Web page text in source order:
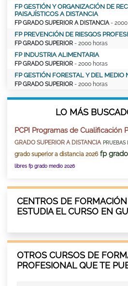
FP GESTIÓN Y ORGANIZACIÓN DE
PAISAJÍSTICOS A DISTANCIA
FP GRADO SUPERIOR A DISTANCIA-
FP PREVENCIÓN DE RIESGOS
FP GRADO SUPERIOR - 2000 horas
FP INDUSTRIA ALIMENTARIA
FP GRADO SUPERIOR - 2000 horas
FP GESTIÓN FORESTAL Y DEL MEDIO
FP GRADO SUPERIOR - 2000 horas
LO MÁS
PCPI Programas de Cualificación
GRADO SUPERIOR A DISTANCIA PRUEBAS
grado superior a distancia 2026 fp
libres fp grado medio 2026
CENTROS DE
ESTUDIA EL CURSO EN
OTROS CURSOS DE
PROFESIONAL QUE TE